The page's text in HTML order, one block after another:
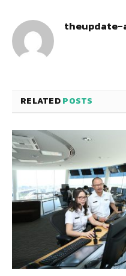
theupdate-
RELATEDPOSTS